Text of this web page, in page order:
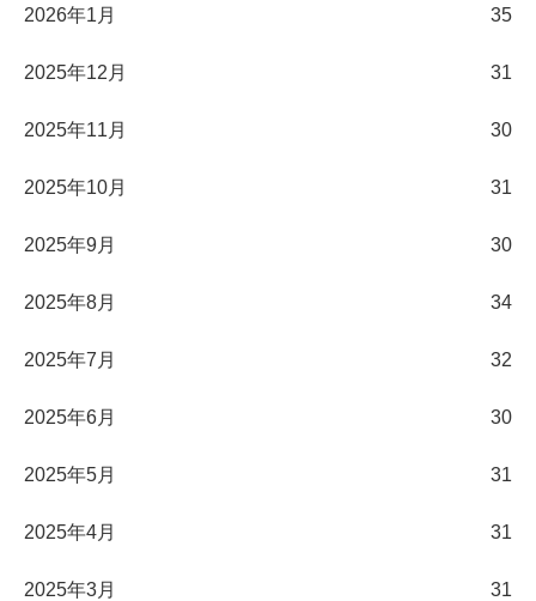
2026年1月 35
2025年12月 31
2025年11月 30
2025年10月 31
2025年9月 30
2025年8月 34
2025年7月 32
2025年6月 30
2025年5月 31
2025年4月 31
2025年3月 31